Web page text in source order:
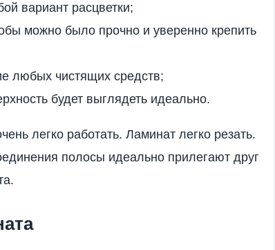
вариант расцветки;
можно было прочно и уверенно крепить
любых чистящих средств;
будет выглядеть идеально.
легко работать. Ламинат легко резать.
полосы идеально прилегают друг